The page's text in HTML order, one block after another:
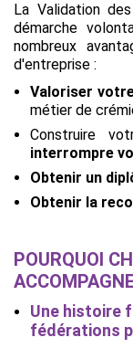
La Validation
démarche
nombreux
d'entreprise :
Valoriser
métier de
Construire
interrompre
Obtenir un
Obtenir la
POURQUOI
Une histoire
fédérations